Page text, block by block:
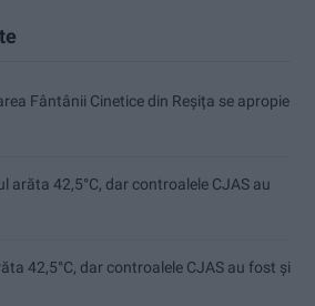
Fântânii Cinetice din Reșița se apropie
arăta 42,5°C, dar controalele CJAS au
42,5°C, dar controalele CJAS au fost și